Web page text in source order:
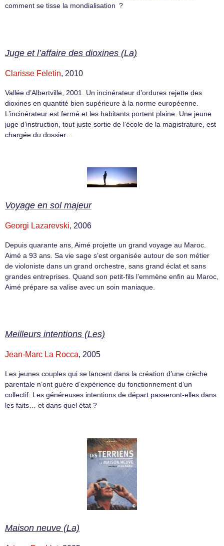
comment se tisse la mondialisation ?
Juge et l’affaire des dioxines (La)
Clarisse Feletin, 2010
Vallée d’Albertville, 2001. Un incinérateur d’ordures rejette des
dioxines en quantité bien supérieure à la norme européenne.
L’incinérateur est fermé et les habitants portent plaine. Une jeune
juge d’instruction, tout juste sortie de l’école de la magistrature, est
chargée du dossier…
Voyage en sol majeur
Georgi Lazarevski, 2006
Depuis quarante ans, Aimé projette un grand voyage au Maroc.
Aimé a 93 ans. Sa vie sage s’est organisée autour de son métier
de violoniste dans un grand orchestre, sans grand éclat et sans
grandes entreprises. Quand son petit-fils l’emmène enfin au Maroc,
Aimé prépare sa valise avec un soin maniaque.
Meilleurs intentions (Les)
Jean-Marc La Rocca, 2005
Les jeunes couples qui se lancent dans la création d’une crèche
parentale n’ont guère d’expérience du fonctionnement d’un
collectif. Les généreuses intentions de départ passeront-elles dans
les faits… et dans quel état ?
Maison neuve (La)